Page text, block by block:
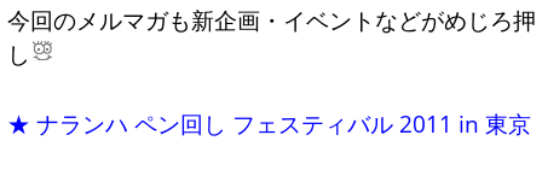
今回のメルマガも新企画・イベントなどがめじろ押
し
★ ナランハ ペン回し フェスティバル 2011 in 東京